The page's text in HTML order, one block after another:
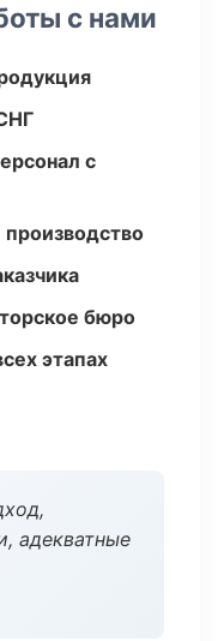
с нами
с
бюро
этапах
адекватные